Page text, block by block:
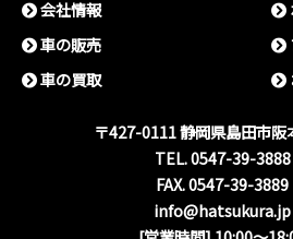
〒427-0111 静岡県島⽥市阪
TEL. 0547-39-3888
FAX. 0547-39-3889
info@hatsukura.jp
会社情報
⾞の販売
⾞の買取